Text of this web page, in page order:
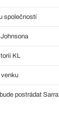
společností
KL
venku
postrádat Sarra